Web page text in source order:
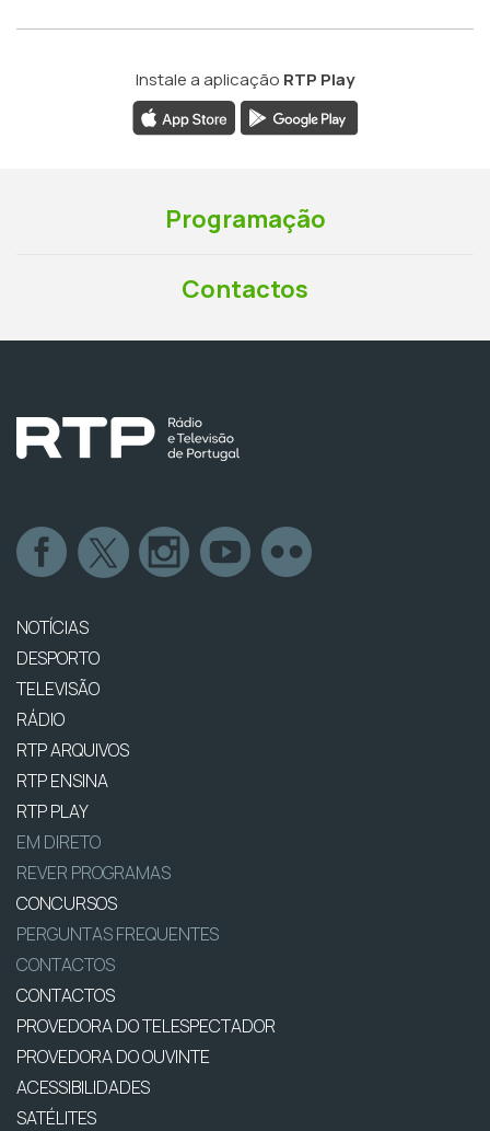
Instale a aplicação RTP Play
Programação
Contactos
NOTÍCIAS
DESPORTO
TELEVISÃO
RÁDIO
RTP ARQUIVOS
RTP ENSINA
RTP PLAY
EM DIRETO
REVER PROGRAMAS
CONCURSOS
PERGUNTAS FREQUENTES
CONTACTOS
CONTACTOS
PROVEDORA DO TELESPECTADOR
PROVEDORA DO OUVINTE
ACESSIBILIDADES
SATÉLITES